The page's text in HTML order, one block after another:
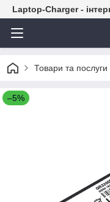
Laptop-Charger -
Товари та послуги
–5%